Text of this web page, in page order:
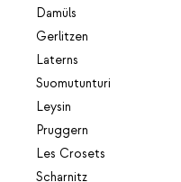
Damüls
Gerlitzen
Laterns
Suomutunturi
Leysin
Pruggern
Les Crosets
Scharnitz